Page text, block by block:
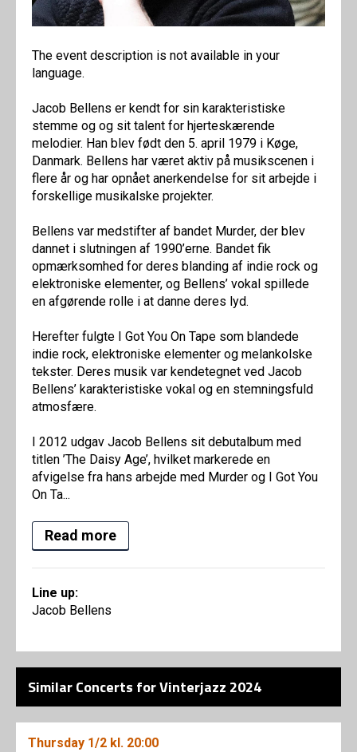
The event description is not available in your
language.
Jacob Bellens er kendt for sin karakteristiske
stemme og og sit talent for hjerteskærende
melodier. Han blev født den 5. april 1979 i Køge,
Danmark. Bellens har været aktiv på musikscenen i
flere år og har opnået anerkendelse for sit arbejde i
forskellige musikalske projekter.
Bellens var medstifter af bandet Murder, der blev
dannet i slutningen af 1990’erne. Bandet fik
opmærksomhed for deres blanding af indie rock og
elektroniske elementer, og Bellens’ vokal spillede
en afgørende rolle i at danne deres lyd.
Herefter fulgte I Got You On Tape som blandede
indie rock, elektroniske elementer og melankolske
tekster. Deres musik var kendetegnet ved Jacob
Bellens’ karakteristiske vokal og en stemningsfuld
atmosfære.
I 2012 udgav Jacob Bellens sit debutalbum med
titlen ’The Daisy Age’, hvilket markerede en
afvigelse fra hans arbejde med Murder og I Got You
On Ta...
Read more
Line up:
Jacob Bellens
Similar Concerts for Vinterjazz 2024
Thursday 1/2 kl. 20:00